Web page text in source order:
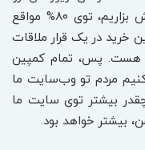
بخونه، و بعد یک قرار ملاقات برای فروش بزاریم، توی ۸۰% مواقع
خرید در یک قرار ملاقات
فروش، در صنعت چیزی حدود ۱۰% هست. پس، تمام کمپین
مردم تو وب‌سایت ما
بیشتر توی سایت ما
بیشتر خواهد بود.